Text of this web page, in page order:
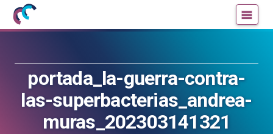
Mujeres
con
Cátedra
Cultura
blog
Cátedra
Cultura
portada_la-guerra-contra-
las-superbacterias_andrea-
muras_202303141321